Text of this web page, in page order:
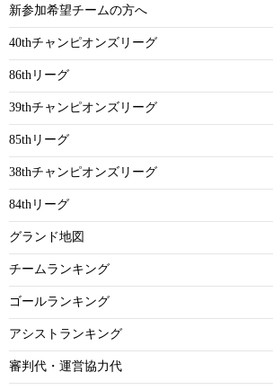
新参加希望チームの方へ
40thチャンピオンズリーグ
86thリーグ
39thチャンピオンズリーグ
85thリーグ
38thチャンピオンズリーグ
84thリーグ
グランド地図
チームランキング
ゴールランキング
アシストランキング
審判代・運営協力代